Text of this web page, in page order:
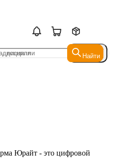
Найти
Найти
Юрайт - это цифровой